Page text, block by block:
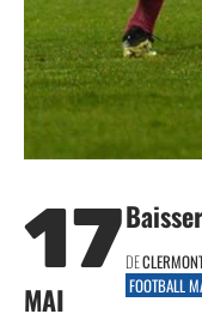
17
MAI
DE
FOOTBALL